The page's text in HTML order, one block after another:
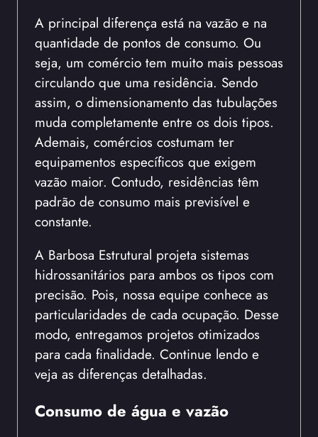
A principal diferença está na vazão e na
quantidade de pontos de consumo. Ou
seja, um comércio tem muito mais pessoas
circulando que uma residência. Sendo
assim, o dimensionamento das tubulações
muda completamente entre os dois tipos.
Ademais, comércios costumam ter
equipamentos específicos que exigem
vazão maior. Contudo, residências têm
padrão de consumo mais previsível e
constante.
A Barbosa Estrutural projeta sistemas
hidrossanitários para ambos os tipos com
precisão. Pois, nossa equipe conhece as
particularidades de cada ocupação. Desse
modo, entregamos projetos otimizados
para cada finalidade. Continue lendo e
veja as diferenças detalhadas.
Consumo de água e vazão